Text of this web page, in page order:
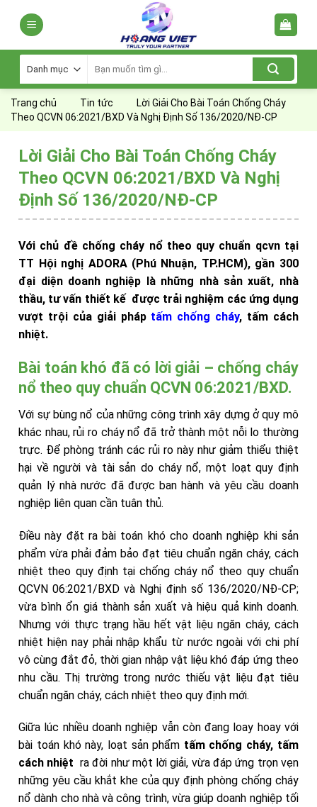
kiếm:
Trang chủ Tin tức
Lời Giải Cho Bài Toán Chống Cháy
Theo QCVN 06:2021/BXD Và Nghị Định Số 136/2020/NĐ-CP
Lời Giải Cho Bài Toán Chống Cháy
Theo QCVN 06:2021/BXD Và Nghị
Định Số 136/2020/NĐ-CP
Với chủ đề chống cháy nổ theo quy chuẩn qcvn tại
TT Hội nghị ADORA (Phú Nhuận, TP.HCM), gần 300
đại diện doanh nghiệp là những nhà sản xuất, nhà
thầu, tư vấn thiết kế được trải nghiệm các ứng dụng
vượt trội của giải pháp tấm chống cháy, tấm cách
nhiệt.
Bài toán khó đã có lời giải – chống cháy
nổ theo quy chuẩn QCVN 06:2021/BXD.
Với sự bùng nổ của những công trình xây dựng ở quy mô
khác nhau, rủi ro cháy nổ đã trở thành một nỗi lo thường
trực. Để phòng tránh các rủi ro này như giảm thiểu thiệt
hại về người và tài sản do cháy nổ, một loạt quy định
quản lý nhà nước đã được ban hành và yêu cầu doanh
nghiệp liên quan cần tuân thủ.
Điều này đặt ra bài toán khó cho doanh nghiệp khi sản
phẩm vừa phải đảm bảo đạt tiêu chuẩn ngăn cháy, cách
nhiệt theo quy định tại chống cháy nổ theo quy chuẩn
QCVN 06:2021/BXD và Nghị định số 136/2020/NĐ-CP;
vừa bình ổn giá thành sản xuất và hiệu quả kinh doanh.
Nhưng với thực trạng hầu hết vật liệu ngăn cháy, cách
nhiệt hiện nay phải nhập khẩu từ nước ngoài với chi phí
vô cùng đắt đỏ, thời gian nhập vật liệu khó đáp ứng theo
nhu cầu. Thị trường trong nước thiếu vật liệu đạt tiêu
chuẩn ngăn cháy, cách nhiệt theo quy định mới.
Giữa lúc nhiều doanh nghiệp vẫn còn đang loay hoay với
bài toán khó này, loạt sản phẩm tấm chống cháy, tấm
cách nhiệt ra đời như một lời giải, vừa đáp ứng trọn vẹn
những yêu cầu khắt khe của quy định phòng chống cháy
nổ dành cho nhà và công trình, vừa giúp doanh nghiệp tối